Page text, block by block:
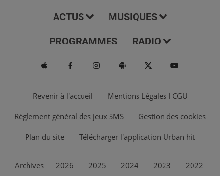
ACTUS MUSIQUES
PROGRAMMES RADIO
Revenir à l'accueil Mentions Légales I CGU
Règlement général des jeux SMS Gestion des cookies
Plan du site Télécharger l'application Urban hit
Archives 2026 2025 2024 2023 2022